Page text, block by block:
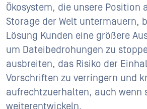
Ökosystem, die unsere Position
Storage der Welt untermauern,
Lösung Kunden eine größere
um Dateibedrohungen zu
ausbreiten, das Risiko der
Vorschriften zu verringern und
aufrechtzuerhalten, auch wenn
weiterentwickeln.